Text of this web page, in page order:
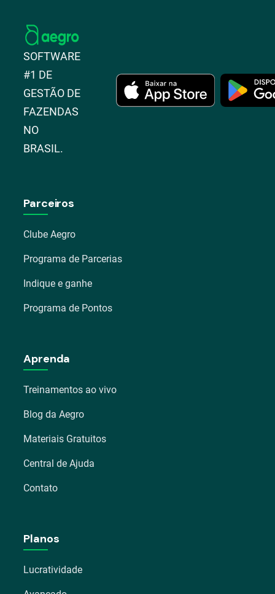
SOFTWARE
#1 DE
GESTÃO DE
FAZENDAS
NO
BRASIL.
Parceiros
Clube Aegro
Programa de Parcerias
Indique e ganhe
Programa de Pontos
Aprenda
Treinamentos ao vivo
Blog da Aegro
Materiais Gratuitos
Central de Ajuda
Contato
Planos
Lucratividade